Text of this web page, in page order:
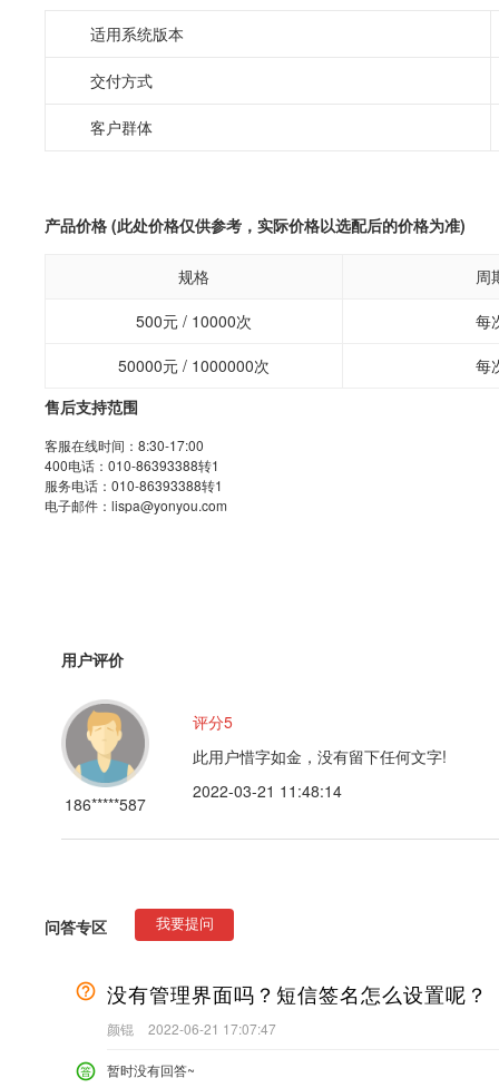
适用系统版本
交付方式
客户群体
产品价格 (此处价格仅供参考，实际价格以选配后的价格为准)
规格
周
500元 / 10000次
每
50000元 / 1000000次
每
售后支持范围
客服在线时间：8:30-17:00
400电话：010-86393388转1
服务电话：010-86393388转1
电子邮件：lispa@yonyou.com
用户评价
186*****587
评分5
此用户惜字如金，没有留下任何文字!
2022-03-21 11:48:14
问答专区 我要提问
没有管理界面吗？短信签名怎么设置呢？
颜锟 2022-06-21 17:07:47
暂时没有回答~